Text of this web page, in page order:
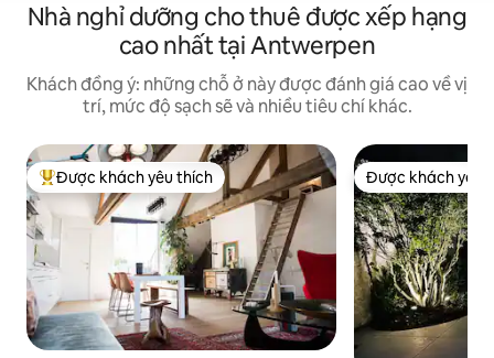
Nhà nghỉ dưỡng cho thuê được xếp hạng
cao nhất tại Antwerpen
Khách đồng ý: những chỗ ở này được đánh giá cao về vị
trí, mức độ sạch sẽ và nhiều tiêu chí khác.
Được khách yêu thích nhất
Được khách yêu thích Được khách yêu
Được khách yêu